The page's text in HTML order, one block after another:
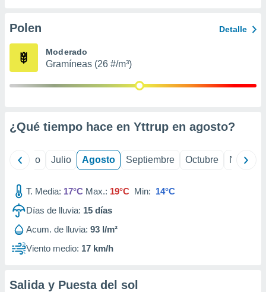
e
mediante
de
Polen Detalle
Moderado
Gramíneas (26 #/m³)
¿Qué tiempo hace en Yttrup en agosto?
Junio Julio Agosto Septiembre Octubre
T. Media: 17°C Max.: 19°C Min: 14°C
Días de lluvia: 15 días
Acum. de lluvia: 93 l/m²
Viento medio: 17 km/h
Salida y Puesta del sol